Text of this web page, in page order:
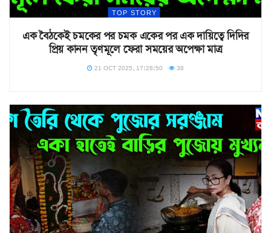
TOP STORY
এক বৈঠকেই চমকের পর চমক একের পর এক দায়িত্বে দিদির
প্রিয় কানন তৃণমূলে ফেরা সময়ের অপেক্ষা মাত্র
21 OCT 2025, 17:28:50 38